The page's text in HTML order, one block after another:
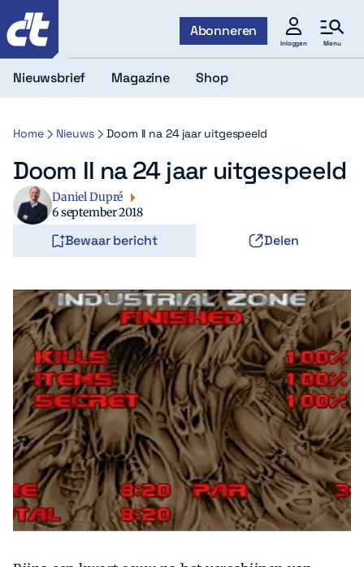
Abonneren
Inloggen Menu
Zoeken Zoek
Nieuwsbrief Magazine Shop
Home Nieuws Doom II na 24 jaar uitgespeeld
Doom II na 24 jaar uitgespeeld
Daniel Dupré
6 september 2018
Bewaar bericht Delen